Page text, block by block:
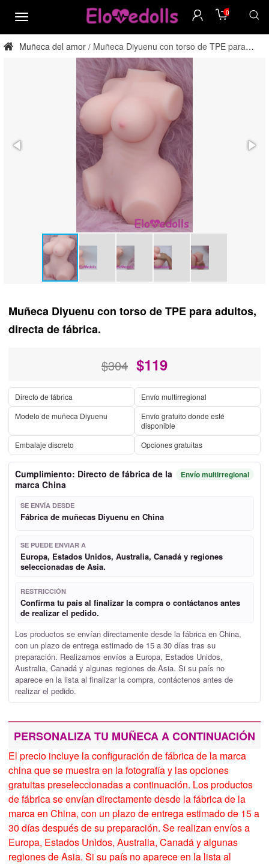
menú
0
Muñeca del amor / Muñeca Diyuenu con torso de TPE para
adultos, directa de fábrica.
Muñeca Diyuenu con torso de TPE para adultos,
directa de fábrica.
$304 $119
Directo de fábrica
Envío multirregional
Modelo de muñeca Diyuenu
Envío gratuito donde esté
disponible
Embalaje discreto
Opciones gratuitas
Cumplimiento: Directo de fábrica de la
marca China
Envío multirregional
SE ENVÍA DESDE
Fábrica de muñecas Diyuenu en China
SE PUEDE ENVIAR A
Europa, Estados Unidos, Australia, Canadá y regiones
seleccionadas de Asia.
RESTRICCIÓN
Confirma tu país al finalizar la compra o contáctanos antes
de realizar el pedido.
Los productos se envían directamente desde la fábrica en China,
con un plazo de entrega estimado de 15 a 30 días tras su
preparación. Realizamos envíos a Europa, Estados Unidos,
Australia, Canadá y algunas regiones de Asia. Si su país no
aparece en la lista al finalizar la compra, contáctenos antes de
realizar el pedido.
PERSONALIZA TU MUÑECA A CONTINUACIÓN
El precio incluye la configuración de fábrica de la marca
china que se muestra en la fotografía y las opciones
gratuitas preseleccionadas a continuación. Los productos
de fábrica se envían directamente desde la fábrica de la
marca en China, con un plazo de entrega estimado de 15 a
30 días después de su preparación. Se realizan envíos a
Europa, Estados Unidos, Australia, Canadá y algunas
regiones de Asia. Si su país no aparece en la lista al